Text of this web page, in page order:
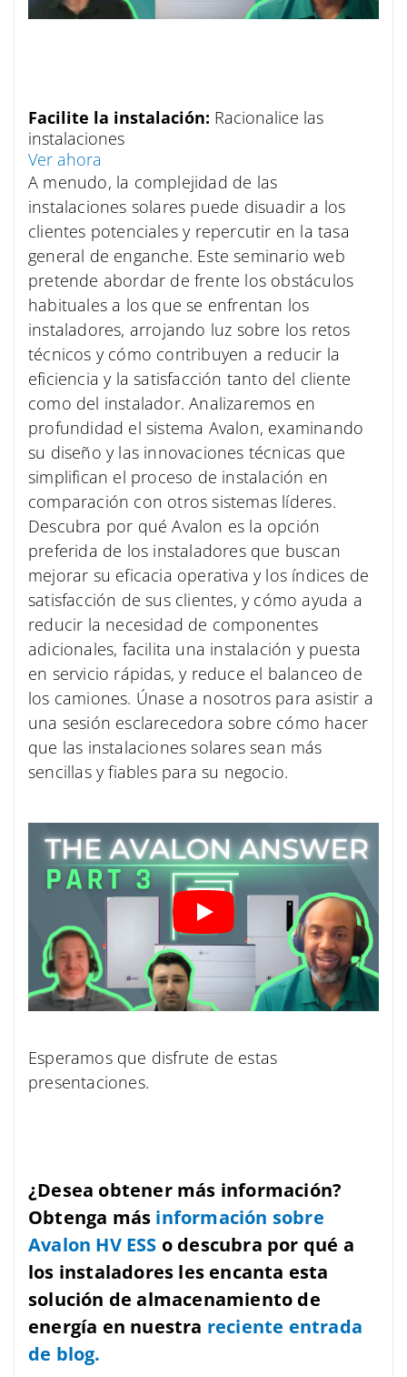
Facilite la instalación: Racionalice las
instalaciones
Ver ahora
A menudo, la complejidad de las
instalaciones solares puede disuadir a los
clientes potenciales y repercutir en la tasa
general de enganche. Este seminario web
pretende abordar de frente los obstáculos
habituales a los que se enfrentan los
instaladores, arrojando luz sobre los retos
técnicos y cómo contribuyen a reducir la
eficiencia y la satisfacción tanto del cliente
como del instalador. Analizaremos en
profundidad el sistema Avalon, examinando
su diseño y las innovaciones técnicas que
simplifican el proceso de instalación en
comparación con otros sistemas líderes.
Descubra por qué Avalon es la opción
preferida de los instaladores que buscan
mejorar su eficacia operativa y los índices de
satisfacción de sus clientes, y cómo ayuda a
reducir la necesidad de componentes
adicionales, facilita una instalación y puesta
en servicio rápidas, y reduce el balanceo de
los camiones. Únase a nosotros para asistir a
una sesión esclarecedora sobre cómo hacer
que las instalaciones solares sean más
sencillas y fiables para su negocio.
Esperamos que disfrute de estas
presentaciones.
¿Desea obtener más información?
Obtenga más información sobre
Avalon HV ESS o descubra por qué a
los instaladores les encanta esta
solución de almacenamiento de
energía en nuestra reciente entrada
de blog.